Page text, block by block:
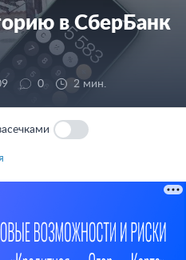
в СберБанк
0 2 мин.